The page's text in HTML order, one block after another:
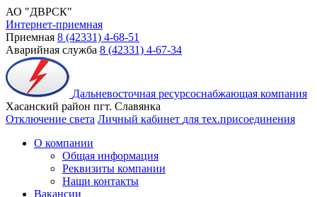
АО "ДВРСК"
Интернет-приемная
Приемная 8 (42331) 4-68-51
Аварийная служба 8 (42331) 4-67-34
Дальневосточная ресурсоснабжающая компания
Хасанский район пгт. Славянка
Отключение света Личный кабинет для тех.присоединения
О компании
Общая информация
Реквизиты компании
Наши контакты
Вакансии